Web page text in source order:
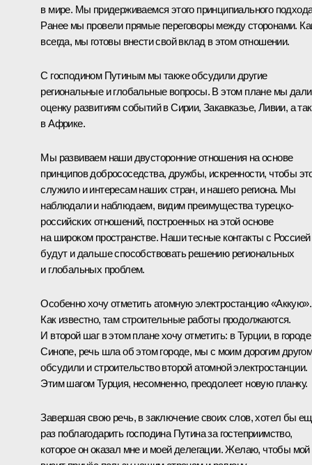
в мире. Мы придерживаемся этого принципиального
Ранее мы провели прямые переговоры между сторонами.
всегда, мы готовы внести свой вклад в этом отношении.
С господином Путиным мы также обсудили другие
региональные и глобальные вопросы. В этом плане мы дали
оценку развитиям событий в Сирии, Закавказье, Ливии, а
в Африке.
Мы развиваем наши двусторонние отношения на основе
принципов добрососедства, дружбы, искренности, чтобы
служило и интересам наших стран, и нашего региона. Мы
наблюдали и наблюдаем, видим преимущества турецко-
российских отношений, построенных на этой основе
на широком пространстве. Наши тесные контакты с Россией
будут и дальше способствовать решению региональных
и глобальных проблем.
Особенно хочу отметить атомную электростанцию «Аккую».
Как известно, там строительные работы продолжаются.
И второй шаг в этом плане хочу отметить: в Турции, в городе
Синопе, речь шла об этом городе, мы с моим дорогим
обсудили и строительство второй атомной электростанции.
Этим шагом Турция, несомненно, преодолеет новую планку.
Завершая свою речь, в заключение своих слов, хотел бы
раз поблагодарить господина Путина за гостеприимство,
которое он оказал мне и моей делегации. Желаю, чтобы мой